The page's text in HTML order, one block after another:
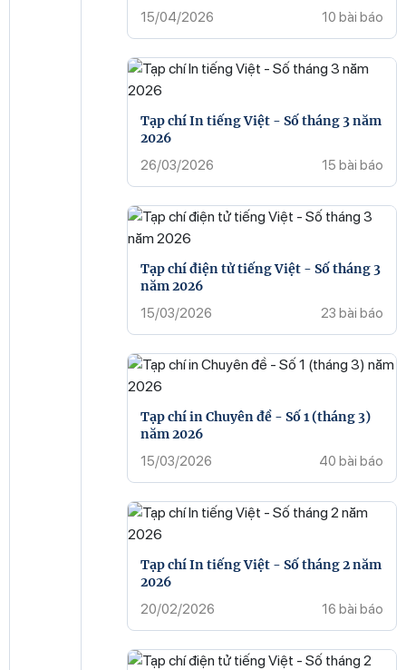
15/04/2026
10 bài báo
Tạp chí In tiếng Việt - Số tháng 3 năm
2026
26/03/2026
15 bài báo
Tạp chí điện tử tiếng Việt - Số tháng 3
năm 2026
15/03/2026
23 bài báo
Tạp chí in Chuyên đề - Số 1 (tháng 3)
năm 2026
15/03/2026
40 bài báo
Tạp chí In tiếng Việt - Số tháng 2 năm
2026
20/02/2026
16 bài báo